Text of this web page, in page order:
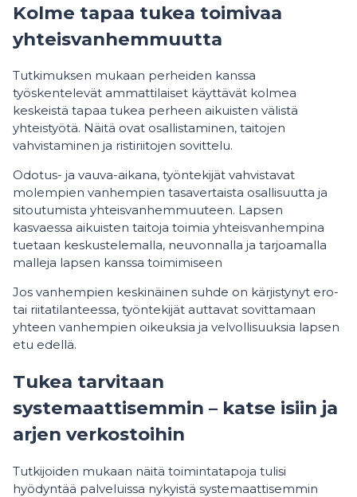
Kolme tapaa tukea toimivaa
yhteisvanhemmuutta
Tutkimuksen mukaan perheiden kanssa
työskentelevät ammattilaiset käyttävät kolmea
keskeistä tapaa tukea perheen aikuisten välistä
yhteistyötä. Näitä ovat osallistaminen, taitojen
vahvistaminen ja ristiriitojen sovittelu.
Odotus- ja vauva-aikana, työntekijät vahvistavat
molempien vanhempien tasavertaista osallisuutta ja
sitoutumista yhteisvanhemmuuteen. Lapsen
kasvaessa aikuisten taitoja toimia yhteisvanhempina
tuetaan keskustelemalla, neuvonnalla ja tarjoamalla
malleja lapsen kanssa toimimiseen
Jos vanhempien keskinäinen suhde on kärjistynyt ero-
tai riitatilanteessa, työntekijät auttavat sovittamaan
yhteen vanhempien oikeuksia ja velvollisuuksia lapsen
etu edellä.
Tukea tarvitaan
systemaattisemmin – katse isiin ja
arjen verkostoihin
Tutkijoiden mukaan näitä toimintatapoja tulisi
hyödyntää palveluissa nykyistä systemaattisemmin